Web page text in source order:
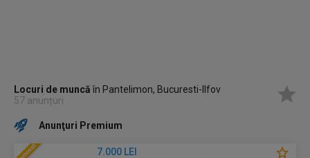
Locuri de muncăîn Pantelimon, Bucuresti-Ilfov
57 anunțuri
Anunţuri Premium
7.000 LEI